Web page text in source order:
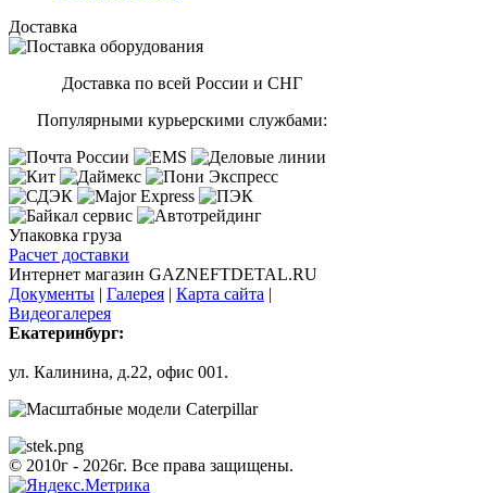
Доставка
Доставка по всей России и СНГ
Популярными курьерскими службами:
Упаковка груза
Расчет доставки
Интернет магазин GAZNEFTDETAL.RU
Документы | Галерея | Карта сайта |
Видеогалерея
Екатеринбург:
ул. Калинина, д.22, офис 001.
© 2010г - 2026г. Все права защищены.